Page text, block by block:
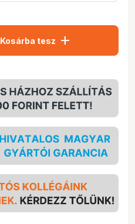
Kosárba tesz add